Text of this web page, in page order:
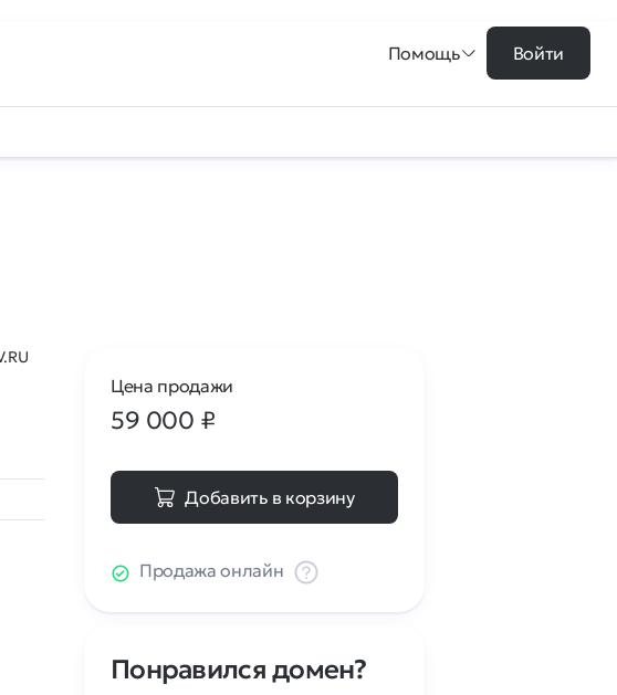
Помощь Войти
Цена продажи
59 000 ₽
Добавить в корзину
Продажа онлайн
Понравился домен?